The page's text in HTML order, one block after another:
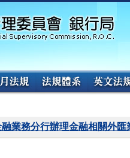
融業務分行辦理金融相關外